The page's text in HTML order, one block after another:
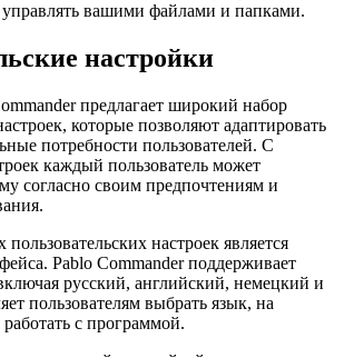
вашими файлами и папками.
настройки
предлагает широкий набор
которые позволяют адаптировать
потребности пользователей. С
каждый пользователь может
согласно своим предпочтениям и
настроек является
Pablo Commander поддерживает
русский, английский, немецкий и
пользователям выбрать язык, на
с программой.